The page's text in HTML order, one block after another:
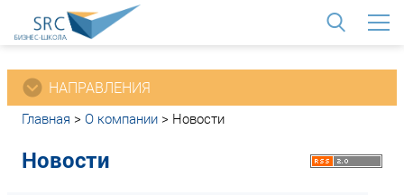
НАПРАВЛЕНИЯ
Главная > О компании > Новости
Новости